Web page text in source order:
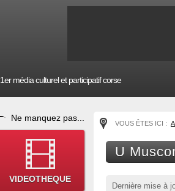
1er média culturel et participatif corse
Ne manquez pas...
VIDEOTHEQUE
VOUS ÊTES ICI :
U
Dernière mise à